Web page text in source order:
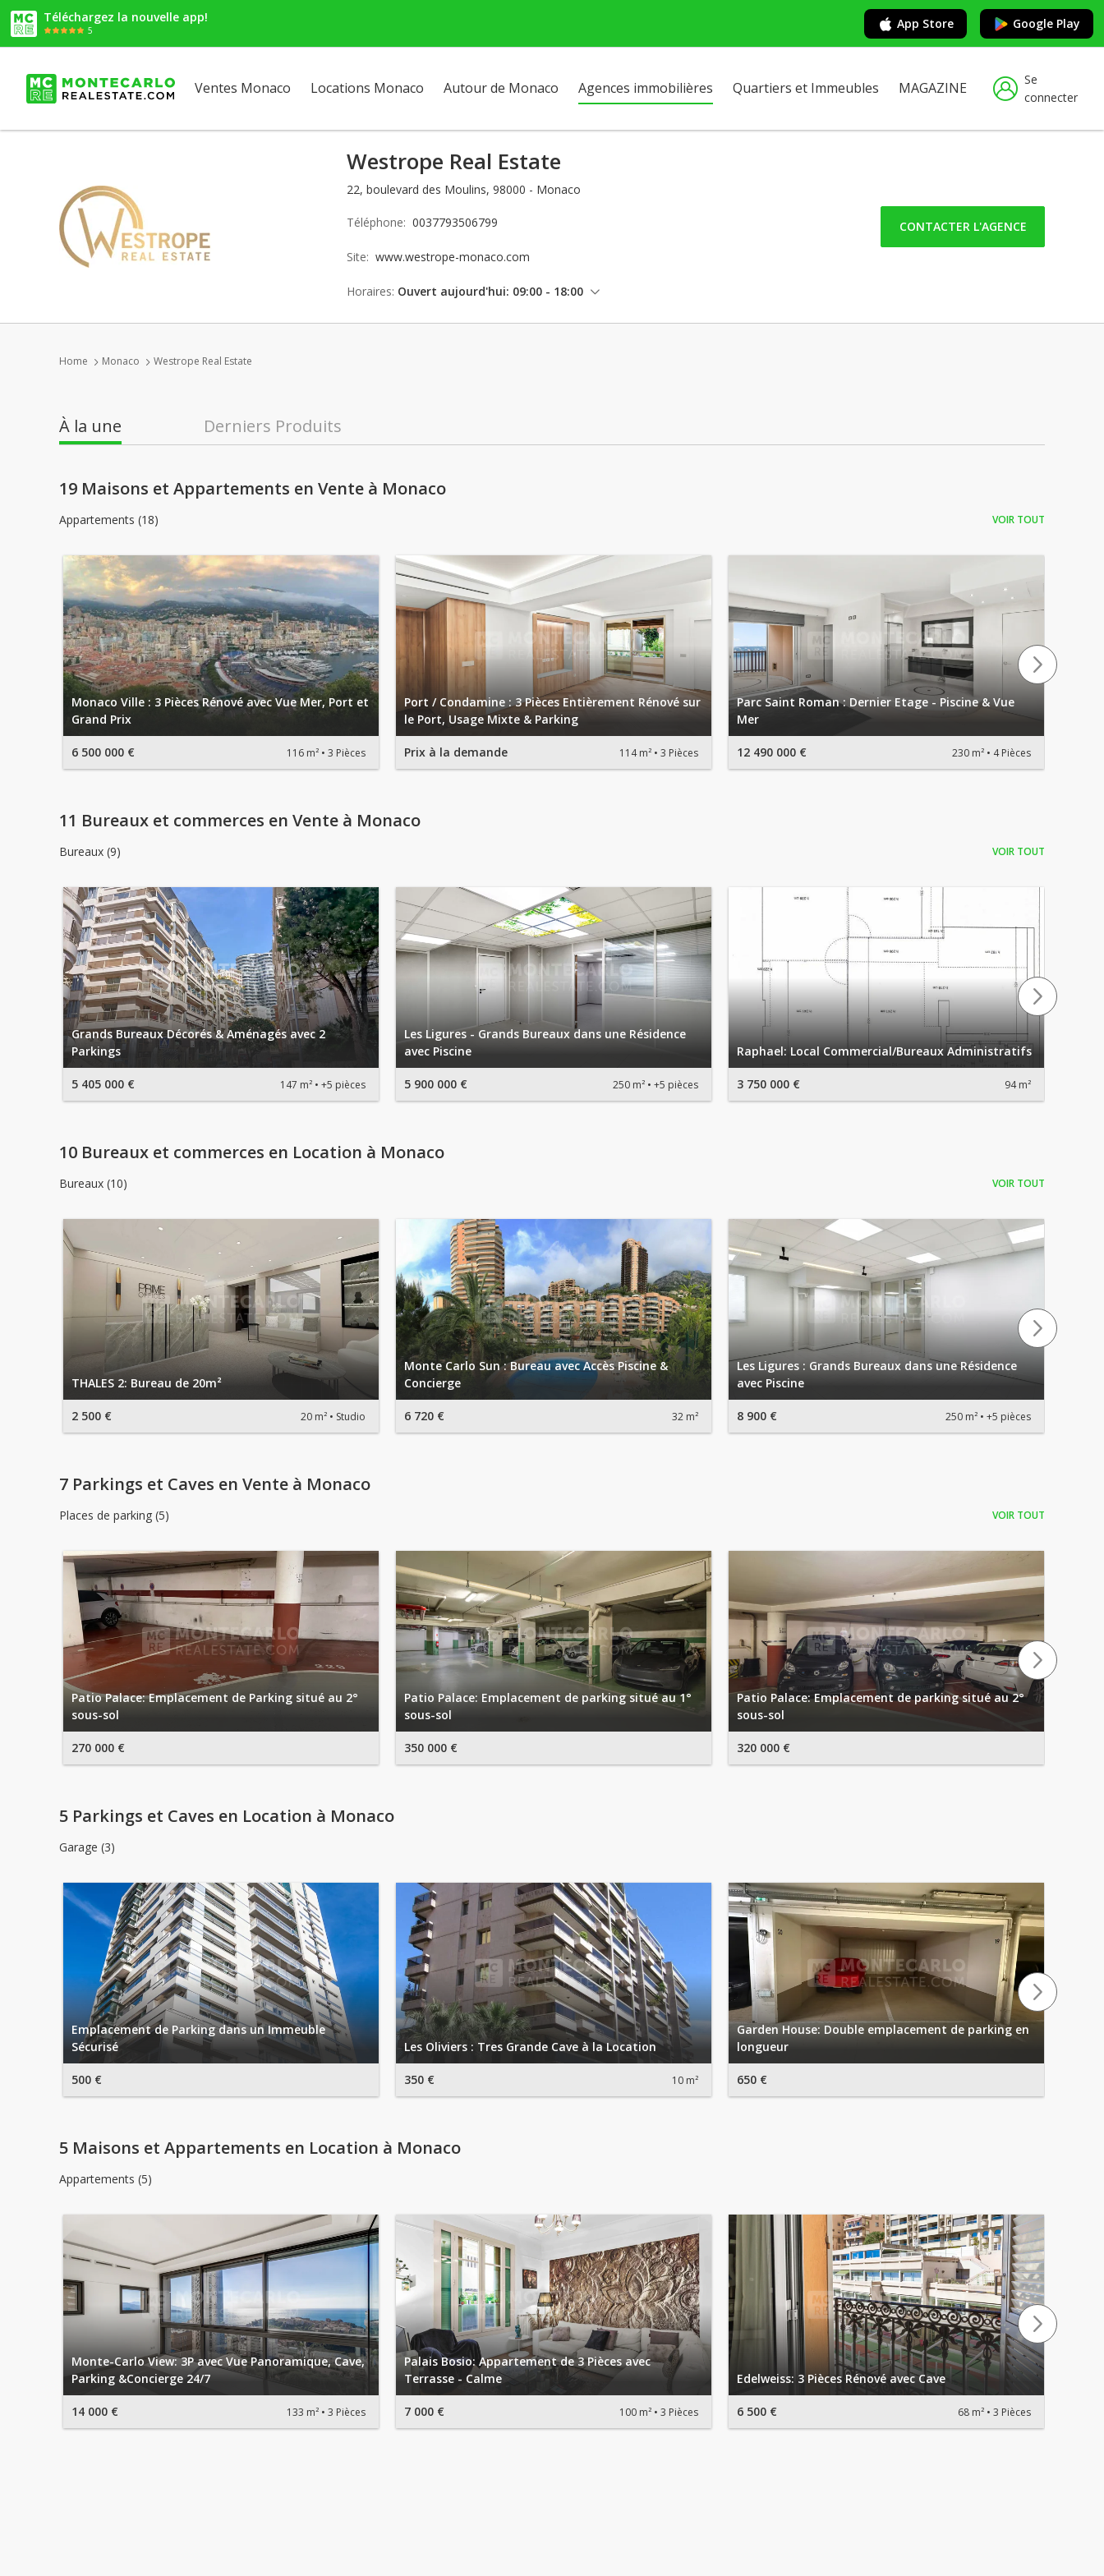
Téléchargez la nouvelle app!
5 App Store Google Play
Ventes Monaco Locations Monaco Autour de Monaco Agences immobilières Quartiers et Immeubles MAGAZINE
Se
connecter
Westrope Real Estate
22, boulevard des Moulins, 98000 - Monaco
Téléphone: 0037793506799
Site: www.westrope-monaco.com
Horaires: Ouvert aujourd'hui: 09:00 - 18:00
CONTACTER L'AGENCE
Home Monaco Westrope Real Estate
À la une Derniers Produits
19 Maisons et Appartements en Vente à Monaco
Appartements (18) VOIR TOUT
Monaco Ville : 3 Pièces Rénové avec Vue Mer, Port et
Grand Prix
6 500 000 € 116 m² 3 Pièces
Port / Condamine : 3 Pièces Entièrement Rénové sur
le Port, Usage Mixte & Parking
Prix à la demande 114 m² 3 Pièces
Parc Saint Roman : Dernier Etage - Piscine & Vue
Mer
12 490 000 € 230 m² 4 Pièces
11 Bureaux et commerces en Vente à Monaco
Bureaux (9) VOIR TOUT
Grands Bureaux Décorés & Aménagés avec 2
Parkings
5 405 000 € 147 m² +5 pièces
Les Ligures - Grands Bureaux dans une Résidence
avec Piscine
5 900 000 € 250 m² +5 pièces
Raphael: Local Commercial/Bureaux Administratifs
3 750 000 € 94 m²
10 Bureaux et commerces en Location à Monaco
Bureaux (10) VOIR TOUT
THALES 2: Bureau de 20m²
2 500 € 20 m² Studio
Monte Carlo Sun : Bureau avec Accès Piscine &
Concierge
6 720 € 32 m²
Les Ligures : Grands Bureaux dans une Résidence
avec Piscine
8 900 € 250 m² +5 pièces
7 Parkings et Caves en Vente à Monaco
Places de parking (5) VOIR TOUT
Patio Palace: Emplacement de Parking situé au 2°
sous-sol
270 000 €
Patio Palace: Emplacement de parking situé au 1°
sous-sol
350 000 €
Patio Palace: Emplacement de parking situé au 2°
sous-sol
320 000 €
5 Parkings et Caves en Location à Monaco
Garage (3)
Emplacement de Parking dans un Immeuble
Sécurisé
500 €
Les Oliviers : Tres Grande Cave à la Location
350 € 10 m²
Garden House: Double emplacement de parking en
longueur
650 €
5 Maisons et Appartements en Location à Monaco
Appartements (5)
Monte-Carlo View: 3P avec Vue Panoramique, Cave,
Parking &Concierge 24/7
14 000 € 133 m² 3 Pièces
Palais Bosio: Appartement de 3 Pièces avec
Terrasse - Calme
7 000 € 100 m² 3 Pièces
Edelweiss: 3 Pièces Rénové avec Cave
6 500 € 68 m² 3 Pièces